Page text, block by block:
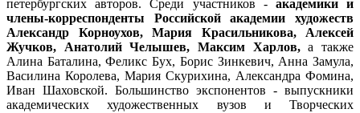
петербургских авторов. Среди участников - академики и
члены-корреспонденты Российской академии художеств
Александр Корноухов, Мария Красильникова, Алексей
Жучков, Анатолий Челышев, Максим Харлов,а также
Алина Баталина, Феликс Бух, Борис Зинкевич, Анна Замула,
Василина Королева, Мария Скурихина, Александра Фомина,
Иван Шаховской. Большинство экспонентов - выпускники
академических художественных вузов и Творческих